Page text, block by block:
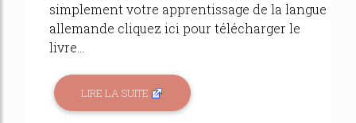
simplement votre apprentissage de la langue
allemande cliquez ici pour télécharger le
livre...
LIRE LA SUITE